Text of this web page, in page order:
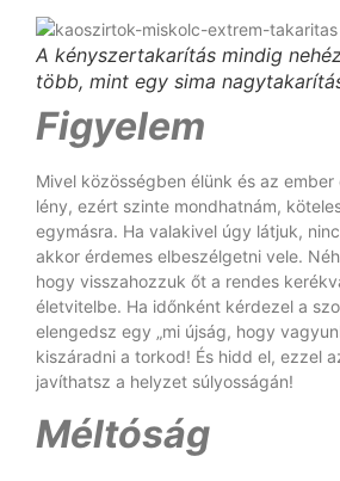
A kényszertakarítás mindig
több, mint egy sima
Figyelem
Mivel közösségben élünk és az
lény, ezért szinte mondhatnám,
egymásra. Ha valakivel úgy látjuk,
akkor érdemes elbeszélgetni vele.
hogy visszahozzuk őt a rendes
életvitelbe. Ha időnként kérdezel a
elengedsz egy „mi újság, hogy
kiszáradni a torkod! És hidd el, ezzel
javíthatsz a helyzet súlyosságán!
Méltóság